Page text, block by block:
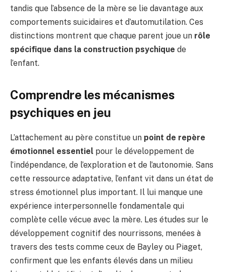
tandis que l’absence de la mère se lie davantage aux
comportements suicidaires et d’automutilation. Ces
distinctions montrent que chaque parent joue un rôle
spécifique dans la construction psychique de
l’enfant.
Comprendre les mécanismes
psychiques en jeu
L’attachement au père constitue un point de repère
émotionnel essentiel pour le développement de
l’indépendance, de l’exploration et de l’autonomie. Sans
cette ressource adaptative, l’enfant vit dans un état de
stress émotionnel plus important. Il lui manque une
expérience interpersonnelle fondamentale qui
complète celle vécue avec la mère. Les études sur le
développement cognitif des nourrissons, menées à
travers des tests comme ceux de Bayley ou Piaget,
confirment que les enfants élevés dans un milieu